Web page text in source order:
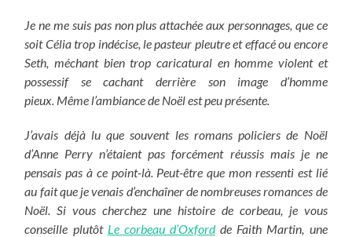
Je ne me suis pas non plus attachée aux personnages, que ce
soit Célia trop indécise, le pasteur pleutre et effacé ou encore
Seth, méchant bien trop caricatural en homme violent et
possessif se cachant derrière son image d’homme
pieux. Même l’ambiance de Noël est peu présente.
J’avais déjà lu que souvent les romans policiers de Noël
d’Anne Perry n’étaient pas forcément réussis mais je ne
pensais pas à ce point-là. Peut-être que mon ressenti est lié
au fait que je venais d’enchaîner de nombreuses romances de
Noël. Si vous cherchez une histoire de corbeau, je vous
conseille plutôt Le corbeau d’Oxfordde Faith Martin, une